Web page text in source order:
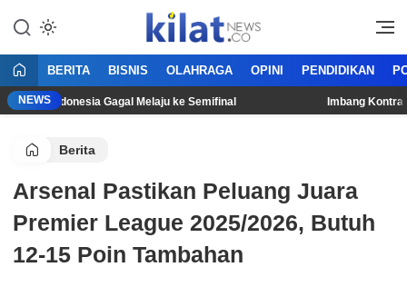
KilatNews.co
Mencerdaskan Anak Bangsa
BERITA BISNIS OLAHRAGA OPINI PENDIDIKAN
NEWS
Indonesia Gagal Melaju ke Semifinal Imbang Kontra
Berita
Arsenal Pastikan Peluang Juara
Premier League 2025/2026, Butuh
12-15 Poin Tambahan